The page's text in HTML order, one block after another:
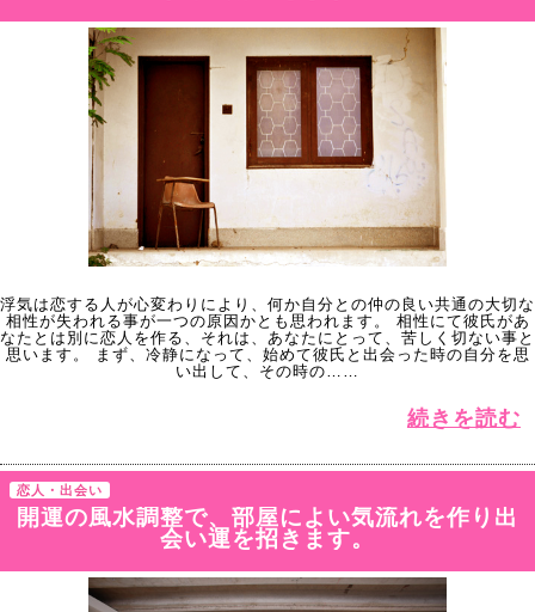
浮気は恋する人が心変わりにより、何か自分との仲の良い共通の大切な
相性が失われる事が一つの原因かとも思われます。 相性にて彼氏があ
なたとは別に恋人を作る、それは、あなたにとって、苦しく切ない事と
思います。 まず、冷静になって、始めて彼氏と出会った時の自分を思
い出して、その時の……
続きを読む
恋人・出会い
開運の風水調整で、部屋によい気流れを作り出
会い運を招きます。